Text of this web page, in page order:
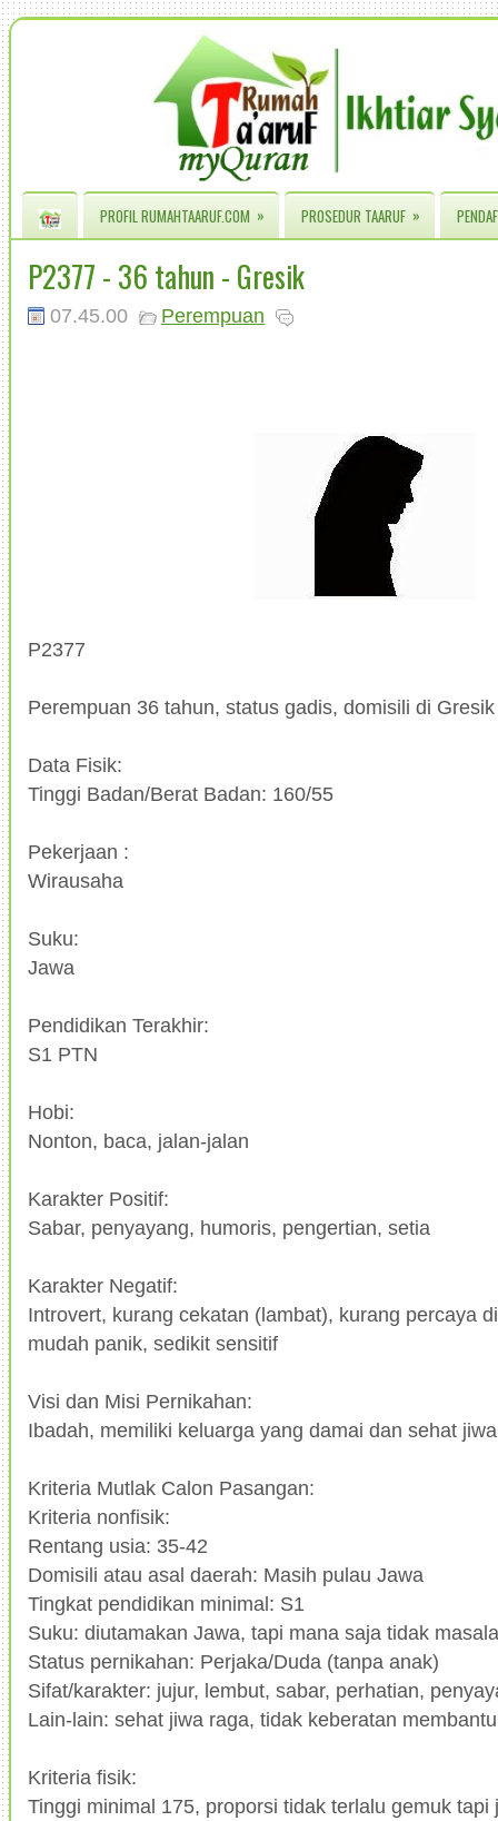
PROFIL RUMAHTAARUF.COM » PROSEDUR TAARUF »
P2377 - 36 tahun - Gresik
07.45.00 Perempuan
P2377
Perempuan 36 tahun, status gadis, domisili di Gresik
Data Fisik:
Tinggi Badan/Berat Badan: 160/55
Pekerjaan :
Wirausaha
Suku:
Jawa
Pendidikan Terakhir:
S1 PTN
Hobi:
Nonton, baca, jalan-jalan
Karakter Positif:
Sabar, penyayang, humoris, pengertian, setia
Karakter Negatif:
Introvert, kurang cekatan (lambat), kurang percaya
mudah panik, sedikit sensitif
Visi dan Misi Pernikahan:
Ibadah, memiliki keluarga yang damai dan sehat
Kriteria Mutlak Calon Pasangan:
Kriteria nonfisik:
Rentang usia: 35-42
Domisili atau asal daerah: Masih pulau Jawa
Tingkat pendidikan minimal: S1
Suku: diutamakan Jawa, tapi mana saja tidak
Status pernikahan: Perjaka/Duda (tanpa anak)
Sifat/karakter: jujur, lembut, sabar, perhatian,
Lain-lain: sehat jiwa raga, tidak keberatan
Kriteria fisik:
Tinggi minimal 175, proporsi tidak terlalu gemuk tapi